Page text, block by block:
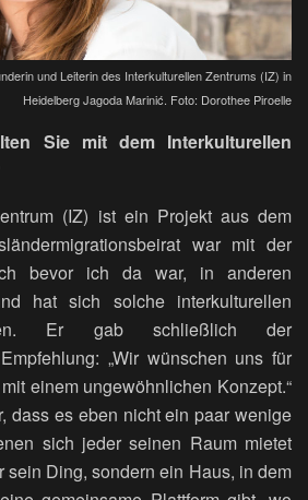
und Leiterin des Interkulturellen Zentrums (IZ) in
Heidelberg Jagoda Marinić. Foto: Dorothee Piroelle
Sie mit dem Interkulturellen
(IZ) ist ein Projekt aus dem
war mit der
bevor ich da war, in anderen
hat sich solche interkulturellen
Er gab schließlich der
„Wir wünschen uns für
einem ungewöhnlichen Konzept.“
dass es eben nicht ein paar wenige
sich jeder seinen Raum mietet
sein Ding, sondern ein Haus, in dem